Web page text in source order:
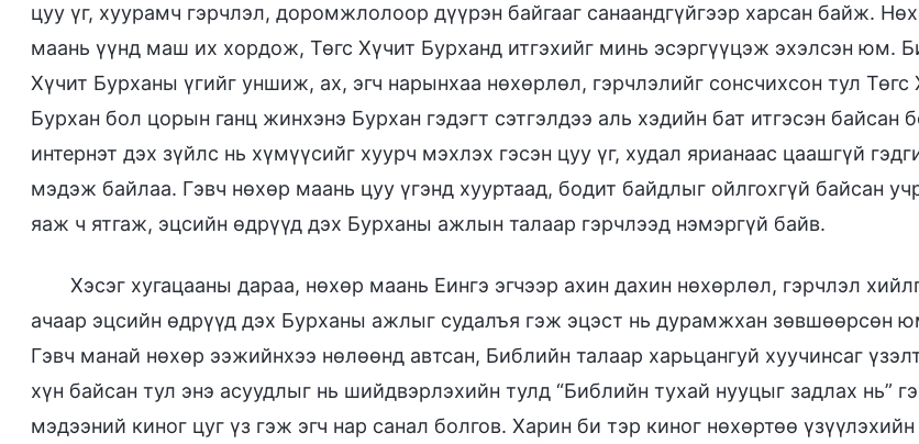
цуу үг, хуурамч гэрчлэл, доромжлолоор дүүрэн байгааг санаандгүйгээр харсан байж.
маань үүнд маш их хордож, Төгс Хүчит Бурханд итгэхийг минь эсэргүүцэж эхэлсэн юм.
Хүчит Бурханы үгийг уншиж, ах, эгч нарынхаа нөхөрлөл, гэрчлэлийг сонсчихсон тул Төгс
Бурхан бол цорын ганц жинхэнэ Бурхан гэдэгт сэтгэлдээ аль хэдийн бат итгэсэн байсан
интернэт дэх зүйлс нь хүмүүсийг хуурч мэхлэх гэсэн цуу үг, худал ярианаас цаашгүй
мэдэж байлаа. Гэвч нөхөр маань цуу үгэнд хууртаад, бодит байдлыг ойлгохгүй байсан
яаж ч ятгаж, эцсийн өдрүүд дэх Бурханы ажлын талаар гэрчлээд нэмэргүй байв.
Хэсэг хугацааны дараа, нөхөр маань Еингэ эгчээр ахин дахин нөхөрлөл, гэрчлэл
ачаар эцсийн өдрүүд дэх Бурханы ажлыг судалъя гэж эцэст нь дурамжхан зөвшөөрсөн
Гэвч манай нөхөр ээжийнхээ нөлөөнд автсан, Библийн талаар харьцангуй хуучинсаг
хүн байсан тул энэ асуудлыг нь шийдвэрлэхийн тулд “Библийн тухай нууцыг задлах нь”
мэдээний киног цуг үз гэж эгч нар санал болгов. Харин би тэр киног нөхөртөө